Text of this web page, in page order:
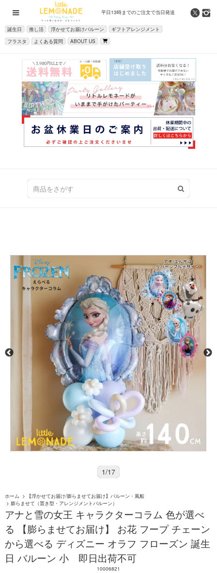
平日13時までのご注文で当日発送
誕生日 推し活 浮かせてお届けバルーン
ギフトアレンジメント
フラスタ
よくある質問 ABOUT US
1/17
ホーム >
【浮かせてお届け/膨らませてお届け】バルーン・風船
> 膨らませて（置き型・アレンジメントバルーン）
アナと雪の女王 キャラクターコラム 色が選べ
る 【膨らませてお届け】 お花 フープ チェーン
から選べる ディズニー オラフ フローズン 誕生
日 バルーン 小 即日出荷不可
10006821